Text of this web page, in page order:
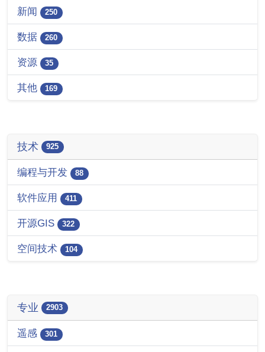
新闻 250
数据 260
资源 35
其他 169
技术 925
编程与开发 88
软件应用 411
开源GIS 322
空间技术 104
专业 2903
遥感 301